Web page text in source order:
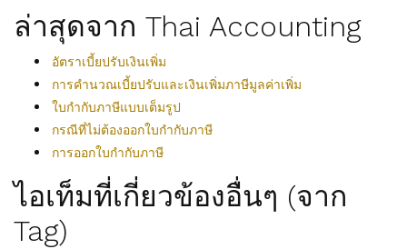
ล่าสุดจาก Thai Accounting
อัตราเบี้ยปรับเงินเพิ่ม
การคำนวณเบี้ยปรับและเงินเพิ่มภาษีมูลค่าเพิ่ม
ใบกำกับภาษีแบบเต็มรูป
กรณีที่ไม่ต้องออกใบกำกับภาษี
การออกใบกำกับภาษี
ไอเท็มที่เกี่ยวข้องอื่นๆ (จาก
Tag)